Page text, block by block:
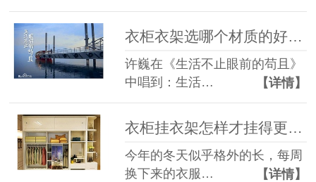
衣柜衣架选哪个材质的好，选择困难症的人看过来【华恩衣架】
许巍在《生活不止眼前的苟且》
中唱到：生活…
【详情】
衣柜挂衣架怎样才挂得更多，生活小能手告诉你【华恩衣架】
今年的冬天似乎格外的长，每周
换下来的衣服…
【详情】